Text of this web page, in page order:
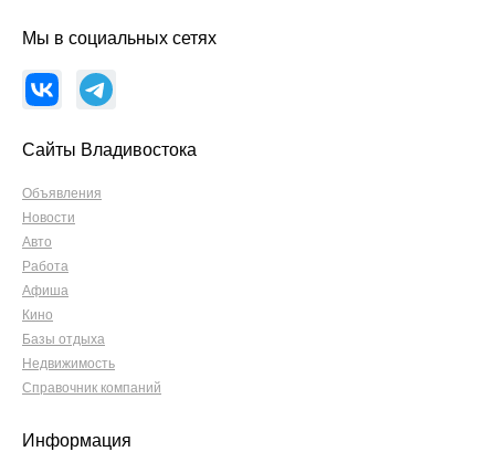
Мы в социальных сетях
Сайты Владивостока
Объявления
Новости
Авто
Работа
Афиша
Кино
Базы отдыха
Недвижимость
Справочник компаний
Информация